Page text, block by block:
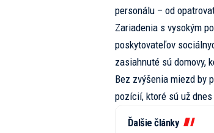
personálu – od
Zariadenia s vysokým
poskytovateľov
zasiahnuté sú domovy,
Bez zvýšenia miezd by
pozícií, ktoré sú už
Ďalšie články